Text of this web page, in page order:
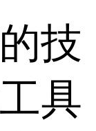
技
具